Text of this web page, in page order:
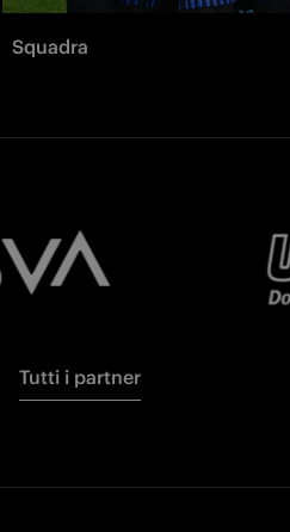
Squadra
Tutti i partner